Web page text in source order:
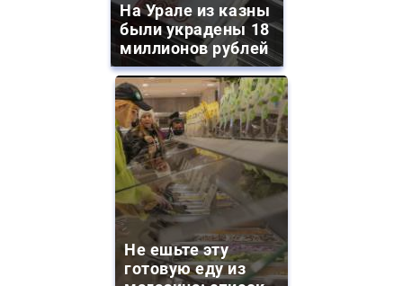
На Урале из казны
были украдены 18
миллионов рублей
Не ешьте эту
готовую еду из